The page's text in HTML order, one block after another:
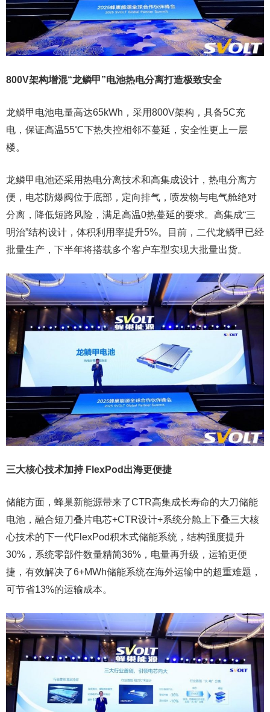
800V架构增混“龙鳞甲”电池热电分离打造极致安全
龙鳞甲电池电量高达65kWh，采用800V架构，具备5C充
电，保证高温55℃下热失控相邻不蔓延，安全性更上一层
楼。
龙鳞甲电池还采用热电分离技术和高集成设计，热电分离方
便，电芯防爆阀位于底部，定向排气，喷发物与电气舱绝对
分离，降低短路风险，满足高温0热蔓延的要求。高集成“三
明治”结构设计，体积利用率提升5%。目前，二代龙鳞甲已经
批量生产，下半年将搭载多个客户车型实现大批量出货。
三大核心技术加持 FlexPod出海更便捷
储能方面，蜂巢新能源带来了CTR高集成长寿命的大刀储能
电池，融合短刀叠片电芯+CTR设计+系统分舱上下叠三大核
心技术的下一代FlexPod积木式储能系统，结构强度提升
30%，系统零部件数量精简36%，电量再升级，运输更便
捷，有效解决了6+MWh储能系统在海外运输中的超重难题，
可节省13%的运输成本。